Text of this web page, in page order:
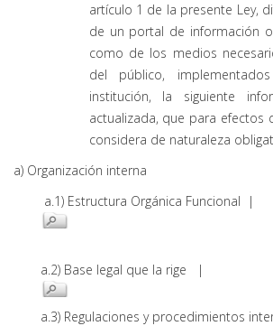
artículo 1 de la presente Ley,
de un portal de información
como de los medios
del público,
institución, la siguiente
actualizada, que para efectos
considera de naturaleza
a) Organización interna
a.1) Estructura Orgánica Funcional |
a.2) Base legal que la rige |
a.3) Regulaciones y procedimientos